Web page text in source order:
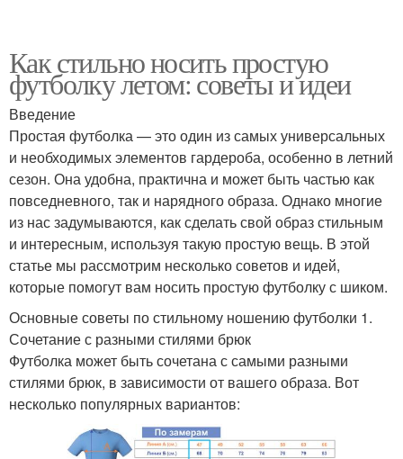
Как стильно носить простую
футболку летом: советы и идеи
Введение
Простая футболка — это один из самых универсальных
и необходимых элементов гардероба, особенно в летний
сезон. Она удобна, практична и может быть частью как
повседневного, так и нарядного образа. Однако многие
из нас задумываются, как сделать свой образ стильным
и интересным, используя такую простую вещь. В этой
статье мы рассмотрим несколько советов и идей,
которые помогут вам носить простую футболку с шиком.
Основные советы по стильному ношению футболки 1.
Сочетание с разными стилями брюк
Футболка может быть сочетана с самыми разными
стилями брюк, в зависимости от вашего образа. Вот
несколько популярных вариантов: